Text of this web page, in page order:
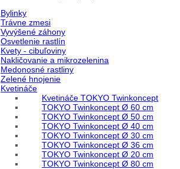
Bylinky
Trávne zmesi
Vyvýšené záhony
Osvetlenie rastlín
Kvety - cibuľoviny
Nakličovanie a mikrozelenina
Medonosné rastliny
Zelené hnojenie
Kvetináče
Kvetináče TOKYO Twinkoncept
TOKYO Twinkoncept Ø 60 cm
TOKYO Twinkoncept Ø 50 cm
TOKYO Twinkoncept Ø 40 cm
TOKYO Twinkoncept Ø 30 cm
TOKYO Twinkoncept Ø 36 cm
TOKYO Twinkoncept Ø 20 cm
TOKYO Twinkoncept Ø 80 cm